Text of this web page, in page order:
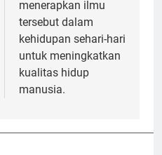
menerapkan ilmu
tersebut dalam
kehidupan sehari-hari
untuk meningkatkan
kualitas hidup
manusia.